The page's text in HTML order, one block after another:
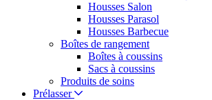
Housses Salon
Housses Parasol
Housses Barbecue
Boîtes de rangement
Boîtes à coussins
Sacs à coussins
Produits de soins
Prélasser